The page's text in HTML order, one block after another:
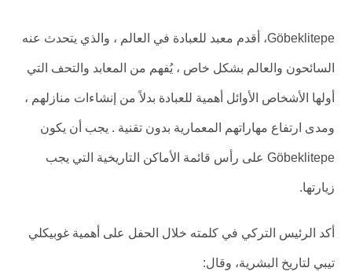
Göbeklitepe، أقدم معبد للعبادة في العالم ، والذي يتحدث عنه
السائحون والعالم بشكل خاص ، يُفهم من المعابد والتحف التي
أولها الأشخاص الأوائل أهمية للعبادة بدلاً من إنشاءات منازلهم ،
ومدى ارتفاع مهاراتهم المعمارية بدون تقنية . يجب أن يكون
Göbeklitepe على رأس قائمة الأماكن التاريخية التي يجب
زيارتها.
أكد الرئيس التركي في كلمته خلال الحفل على أهمية غوبيكلي
تيبي لتاريخ البشرية، وقال: